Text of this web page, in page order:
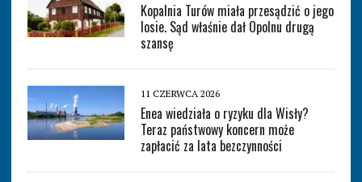
Kopalnia Turów miała przesądzić o jego
losie. Sąd właśnie dał Opolnu drugą
szansę
11 CZERWCA 2026
Enea wiedziała o ryzyku dla Wisły?
Teraz państwowy koncern może
zapłacić za lata bezczynności